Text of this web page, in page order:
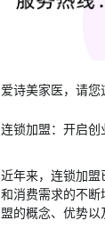
爱诗美家医，请您
连锁加盟：开启创
近年来，连锁加
和消费需求的不断
盟的概念、优势以